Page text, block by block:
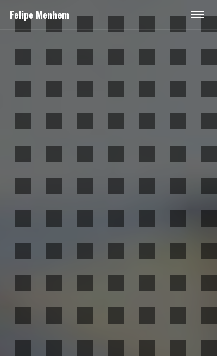
Felipe Menhem